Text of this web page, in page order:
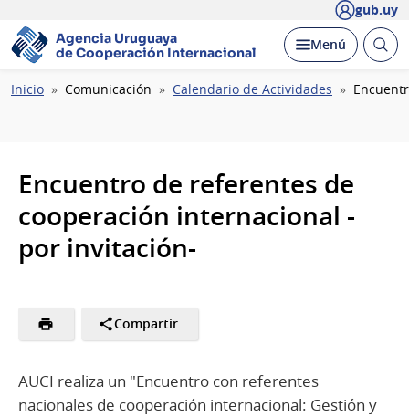
gub.uy
Agencia Uruguaya
de Cooperación Internacional
Desplegar
Menú Abrir
Ruta
Inicio Comunicación Calendario de Actividades
Encuentro de referentes de
cooperación internacional -
por invitación-
Compartir
AUCI realiza un "Encuentro con referentes
nacionales de cooperación internacional: Gestión y